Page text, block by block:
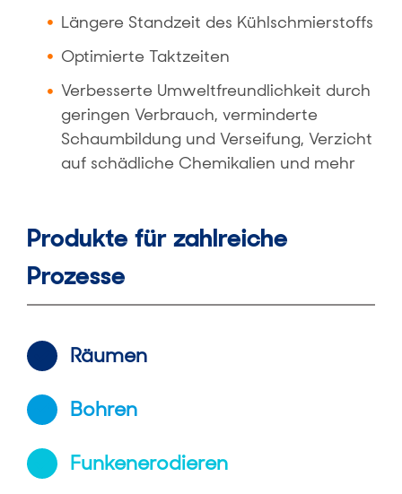
Längere Standzeit des Kühlschmierstoffs
Optimierte Taktzeiten
Verbesserte Umweltfreundlichkeit durch
geringen Verbrauch, verminderte
Schaumbildung und Verseifung, Verzicht
auf schädliche Chemikalien und mehr
Produkte für zahlreiche
Prozesse
Räumen
Bohren
Funkenerodieren